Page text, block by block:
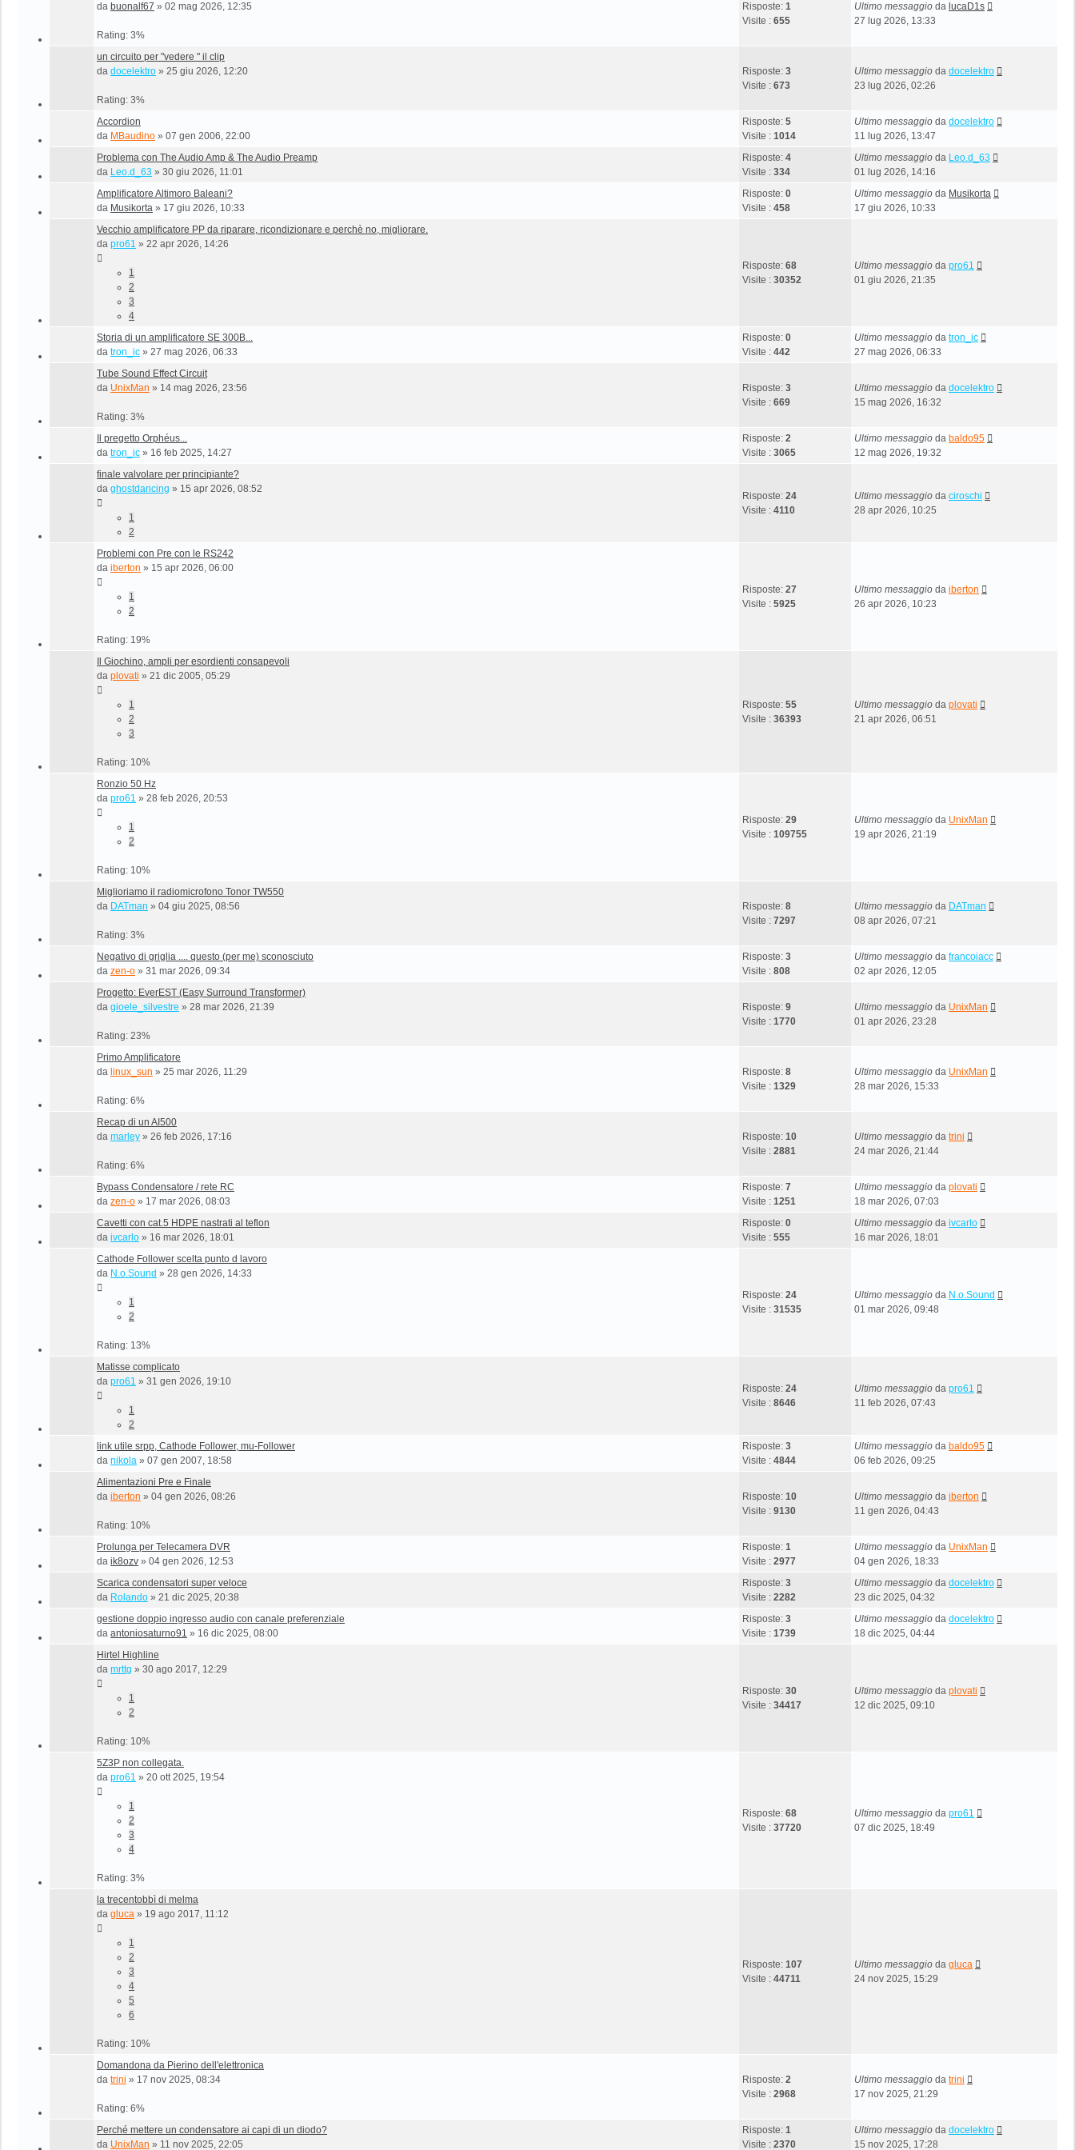
da buonalf67 » 02 mag 2026, 12:35
Rating: 3%
Risposte: 1
Visite : 655
Ultimo messaggio da lucaD1s
27 lug 2026, 13:33
un circuito per "vedere " il clip
da docelektro » 25 giu 2026, 12:20
Rating: 3%
Risposte: 3
Visite : 673
Ultimo messaggio da docelektro
23 lug 2026, 02:26
Accordion
da MBaudino » 07 gen 2006, 22:00
Risposte: 5
Visite : 1014
Ultimo messaggio da docelektro
11 lug 2026, 13:47
Problema con The Audio Amp & The Audio Preamp
da Leo.d_63 » 30 giu 2026, 11:01
Risposte: 4
Visite : 334
Ultimo messaggio da Leo.d_63
01 lug 2026, 14:16
Amplificatore Altimoro Baleani?
da Musikorta » 17 giu 2026, 10:33
Risposte: 0
Visite : 458
Ultimo messaggio da Musikorta
17 giu 2026, 10:33
Vecchio amplificatore PP da riparare, ricondizionare e perchè no, migliorare.
da pro61 » 22 apr 2026, 14:26
1
2
3
4
Risposte: 68
Visite : 30352
Ultimo messaggio da pro61
01 giu 2026, 21:35
Storia di un amplificatore SE 300B...
da tron_ic » 27 mag 2026, 06:33
Risposte: 0
Visite : 442
Ultimo messaggio da tron_ic
27 mag 2026, 06:33
Tube Sound Effect Circuit
da UnixMan » 14 mag 2026, 23:56
Rating: 3%
Risposte: 3
Visite : 669
Ultimo messaggio da docelektro
15 mag 2026, 16:32
Il pregetto Orphéus...
da tron_ic » 16 feb 2025, 14:27
Risposte: 2
Visite : 3065
Ultimo messaggio da baldo95
12 mag 2026, 19:32
finale valvolare per principiante?
da ghostdancing » 15 apr 2026, 08:52
1
2
Risposte: 24
Visite : 4110
Ultimo messaggio da ciroschi
28 apr 2026, 10:25
Problemi con Pre con le RS242
da iberton » 15 apr 2026, 06:00
1
2
Rating: 19%
Risposte: 27
Visite : 5925
Ultimo messaggio da iberton
26 apr 2026, 10:23
Il Giochino, ampli per esordienti consapevoli
da plovati » 21 dic 2005, 05:29
1
2
3
Rating: 10%
Risposte: 55
Visite : 36393
Ultimo messaggio da plovati
21 apr 2026, 06:51
Ronzio 50 Hz
da pro61 » 28 feb 2026, 20:53
1
2
Rating: 10%
Risposte: 29
Visite : 109755
Ultimo messaggio da UnixMan
19 apr 2026, 21:19
Miglioriamo il radiomicrofono Tonor TW550
da DATman » 04 giu 2025, 08:56
Rating: 3%
Risposte: 8
Visite : 7297
Ultimo messaggio da DATman
08 apr 2026, 07:21
Negativo di griglia .... questo (per me) sconosciuto
da zen-o » 31 mar 2026, 09:34
Risposte: 3
Visite : 808
Ultimo messaggio da francoiacc
02 apr 2026, 12:05
Progetto: EverEST (Easy Surround Transformer)
da gioele_silvestre » 28 mar 2026, 21:39
Rating: 23%
Risposte: 9
Visite : 1770
Ultimo messaggio da UnixMan
01 apr 2026, 23:28
Primo Amplificatore
da linux_sun » 25 mar 2026, 11:29
Rating: 6%
Risposte: 8
Visite : 1329
Ultimo messaggio da UnixMan
28 mar 2026, 15:33
Recap di un AI500
da marley » 26 feb 2026, 17:16
Rating: 6%
Risposte: 10
Visite : 2881
Ultimo messaggio da trini
24 mar 2026, 21:44
Bypass Condensatore / rete RC
da zen-o » 17 mar 2026, 08:03
Risposte: 7
Visite : 1251
Ultimo messaggio da plovati
18 mar 2026, 07:03
Cavetti con cat.5 HDPE nastrati al teflon
da ivcarlo » 16 mar 2026, 18:01
Risposte: 0
Visite : 555
Ultimo messaggio da ivcarlo
16 mar 2026, 18:01
Cathode Follower scelta punto d lavoro
da N.o.Sound » 28 gen 2026, 14:33
1
2
Rating: 13%
Risposte: 24
Visite : 31535
Ultimo messaggio da N.o.Sound
01 mar 2026, 09:48
Matisse complicato
da pro61 » 31 gen 2026, 19:10
1
2
Risposte: 24
Visite : 8646
Ultimo messaggio da pro61
11 feb 2026, 07:43
link utile srpp, Cathode Follower, mu-Follower
da nikola » 07 gen 2007, 18:58
Risposte: 3
Visite : 4844
Ultimo messaggio da baldo95
06 feb 2026, 09:25
Alimentazioni Pre e Finale
da iberton » 04 gen 2026, 08:26
Rating: 10%
Risposte: 10
Visite : 9130
Ultimo messaggio da iberton
11 gen 2026, 04:43
Prolunga per Telecamera DVR
da ik8ozv » 04 gen 2026, 12:53
Risposte: 1
Visite : 2977
Ultimo messaggio da UnixMan
04 gen 2026, 18:33
Scarica condensatori super veloce
da Rolando » 21 dic 2025, 20:38
Risposte: 3
Visite : 2282
Ultimo messaggio da docelektro
23 dic 2025, 04:32
gestione doppio ingresso audio con canale preferenziale
da antoniosaturno91 » 16 dic 2025, 08:00
Risposte: 3
Visite : 1739
Ultimo messaggio da docelektro
18 dic 2025, 04:44
Hirtel Highline
da mrttg » 30 ago 2017, 12:29
1
2
Rating: 10%
Risposte: 30
Visite : 34417
Ultimo messaggio da plovati
12 dic 2025, 09:10
5Z3P non collegata.
da pro61 » 20 ott 2025, 19:54
1
2
3
4
Rating: 3%
Risposte: 68
Visite : 37720
Ultimo messaggio da pro61
07 dic 2025, 18:49
la trecentobbì di melma
da gluca » 19 ago 2017, 11:12
1
2
3
4
5
6
Rating: 10%
Risposte: 107
Visite : 44711
Ultimo messaggio da gluca
24 nov 2025, 15:29
Domandona da Pierino dell'elettronica
da trini » 17 nov 2025, 08:34
Rating: 6%
Risposte: 2
Visite : 2968
Ultimo messaggio da trini
17 nov 2025, 21:29
Perché mettere un condensatore ai capi di un diodo?
da UnixMan » 11 nov 2025, 22:05
Risposte: 1
Visite : 2370
Ultimo messaggio da docelektro
15 nov 2025, 17:28